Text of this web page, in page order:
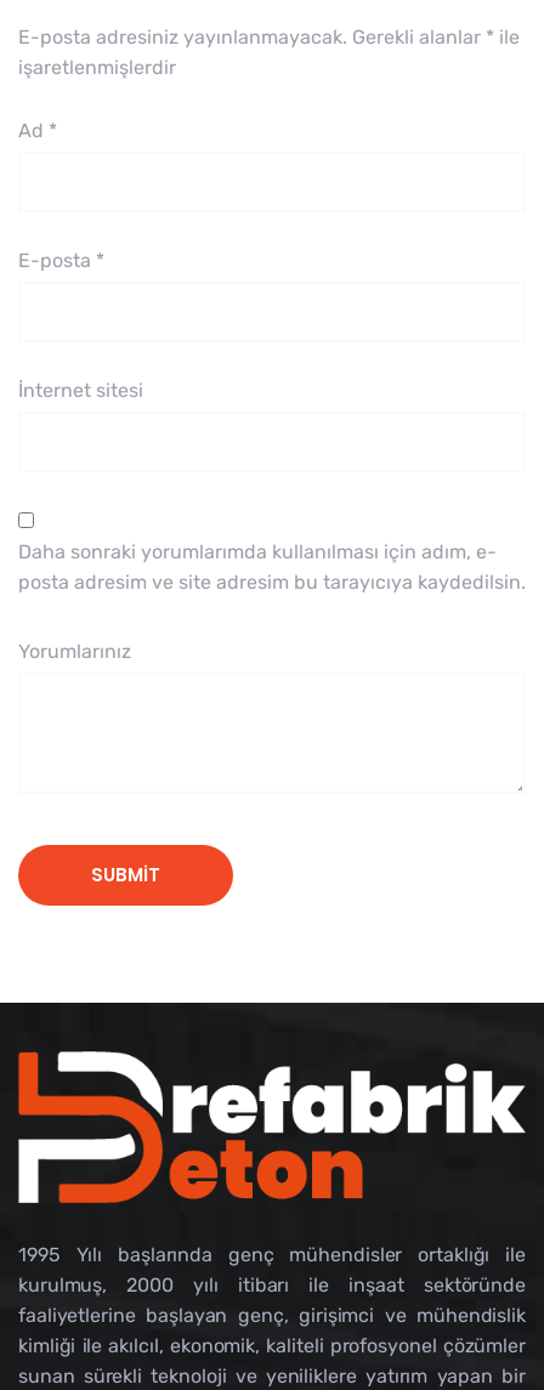
E-posta adresiniz yayınlanmayacak. Gerekli alanlar * ile
işaretlenmişlerdir
Ad *
E-posta *
İnternet sitesi
Daha sonraki yorumlarımda kullanılması için adım, e-
posta adresim ve site adresim bu tarayıcıya kaydedilsin.
Yorumlarınız
1995 Yılı başlarında genç mühendisler ortaklığı ile
kurulmuş, 2000 yılı itibarı ile inşaat sektöründe
faaliyetlerine başlayan genç, girişimci ve mühendislik
kimliği ile akılcıl, ekonomik, kaliteli profosyonel çözümler
sunan sürekli teknoloji ve yeniliklere yatırım yapan bir